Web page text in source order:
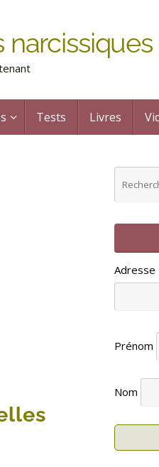
Tests Livres
Adresse
Prénom
Nom